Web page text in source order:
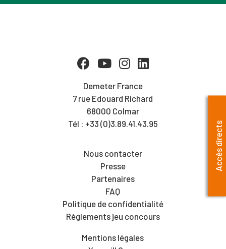
Demeter France
7 rue Edouard Richard
68000 Colmar
Tél : +33 (0)3.89.41.43.95
Nous contacter
Presse
Partenaires
FAQ
Politique de confidentialité
Règlements jeu concours
Mentions légales
Accès directs